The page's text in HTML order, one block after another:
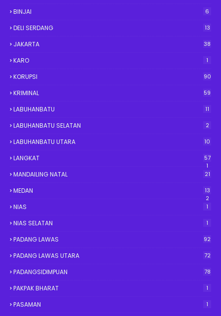
BINJAI 6
DELI SERDANG 13
JAKARTA 38
KARO 1
KORUPSI 90
KRIMINAL 59
LABUHANBATU 11
LABUHANBATU SELATAN 2
LABUHANBATU UTARA 10
LANGKAT
57
1
MANDAILING NATAL 21
MEDAN
13
2
NIAS 1
NIAS SELATAN 1
PADANG LAWAS 92
PADANG LAWAS UTARA 72
PADANGSIDIMPUAN 78
PAKPAK BHARAT 1
PASAMAN 1